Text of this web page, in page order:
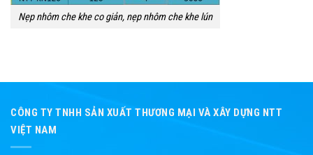
Nẹp nhôm che khe co giản, nẹp nhôm che khe lún
CÔNG TY TNHH SẢN XUẤT THƯƠNG MẠI VÀ XÂY DỰNG NTT
VIỆT NAM